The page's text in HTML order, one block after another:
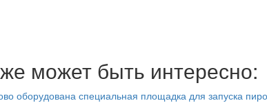
может быть интересно:
оборудована специальная площадка для запуска